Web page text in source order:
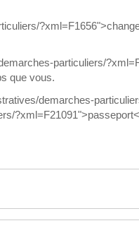
particuliers/
que vous.
demarches-